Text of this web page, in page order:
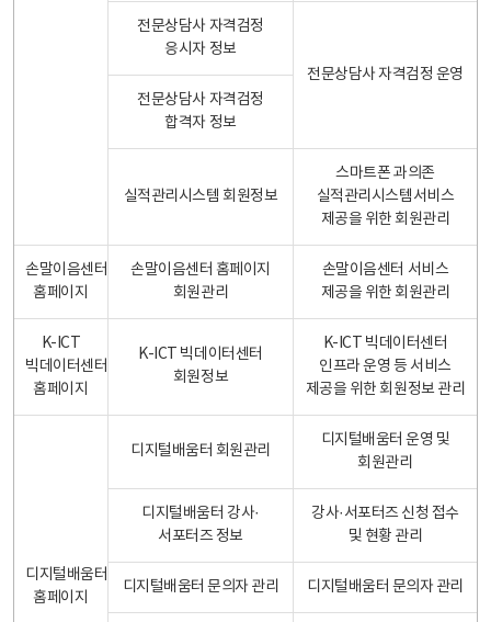
전문상담사 자격검정
응시자 정보
전문상담사 자격검정 운영
전문상담사 자격검정
합격자 정보
실적관리시스템 회원정보
스마트폰 과의존
실적관리시스템서비스
제공을 위한 회원관리
손말이음센터
홈페이지
손말이음센터 홈페이지
회원관리
손말이음센터 서비스
제공을 위한 회원관리
K-ICT
빅데이터센터
홈페이지
K-ICT 빅데이터센터
회원정보
K-ICT 빅데이터센터
인프라 운영 등 서비스
제공을 위한 회원정보 관리
디지털배움터
홈페이지
디지털배움터 회원관리
디지털배움터 운영 및
회원관리
디지털배움터 강사·
서포터즈 정보
강사·서포터즈 신청 접수
및 현황 관리
디지털배움터 문의자 관리 디지털배움터 문의자 관리